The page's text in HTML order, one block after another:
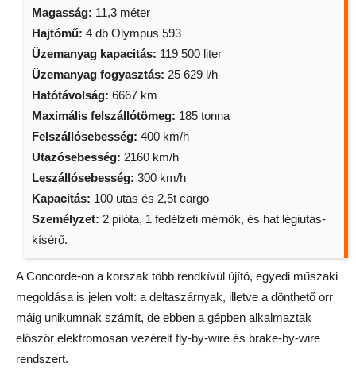
Magasság: 11,3 méter
Hajtómű: 4 db Olympus 593
Üzemanyag kapacitás: 119 500 liter
Üzemanyag fogyasztás: 25 629 l/h
Hatótávolság: 6667 km
Maximális felszállótömeg: 185 tonna
Felszállósebesség: 400 km/h
Utazósebesség: 2160 km/h
Leszállósebesség: 300 km/h
Kapacitás: 100 utas és 2,5t cargo
Személyzet: 2 pilóta, 1 fedélzeti mérnök, és hat légiutas-
kísérő.
A Concorde-on a korszak több rendkívül újító, egyedi műszaki
megoldása is jelen volt: a deltaszárnyak, illetve a dönthető orr
máig unikumnak számít, de ebben a gépben alkalmaztak
először elektromosan vezérelt fly-by-wire és brake-by-wire
rendszert.